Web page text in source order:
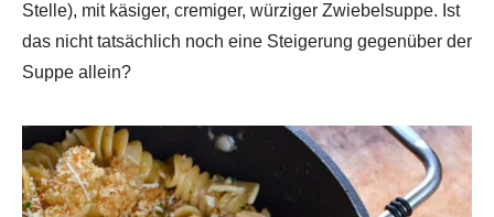
Stelle), mit käsiger, cremiger, würziger Zwiebelsuppe. Ist
das nicht tatsächlich noch eine Steigerung gegenüber der
Suppe allein?